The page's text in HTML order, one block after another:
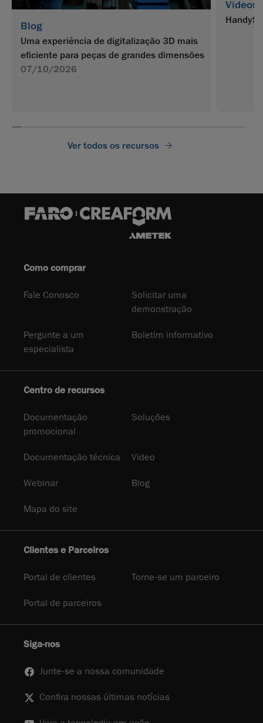
Blog
Uma experiência de digitalização 3D mais
eficiente para peças de grandes dimensões
07/10/2026
Videos
Ver todos os recursos
Como comprar
Fale Conosco
Solicitar uma
demonstração
Pergunte a um
especialista
Boletim informativo
Centro de recursos
Documentação
promocional
Soluções
Documentação técnica Video
Webinar Blog
Mapa do site
Clientes e Parceiros
Portal de clientes Torne-se um parceiro
Portal de parceiros
Siga-nos
Junte-se a nossa comunidade
Confira nossas últimas notícias